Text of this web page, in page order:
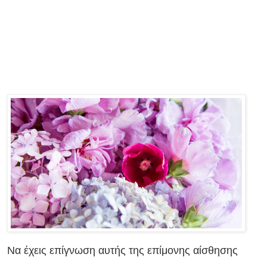
Να έχεις επίγνωση αυτής της επίμονης αίσθησης